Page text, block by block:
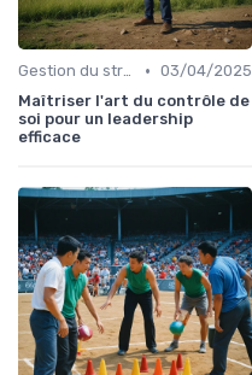
Gestion du stress • 03/04/2025
Maîtriser l'art du contrôle de
soi pour un leadership
efficace